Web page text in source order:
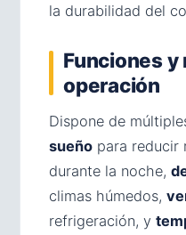
la durabilidad del
Funciones y
operación
Dispone de
sueño para reducir
durante la noche,
climas húmedos,
refrigeración, y